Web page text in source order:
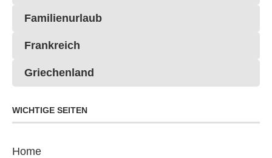
Familienurlaub
Frankreich
Griechenland
WICHTIGE SEITEN
Home